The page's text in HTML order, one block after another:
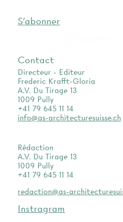
S'abonner
Contact
Directeur - Editeur
Frederic Krafft-Gloria
A.V. Du Tirage 13
1009 Pully
+41 79 645 11 14
info@as-architecturesuisse.ch
Rédaction
A.V. Du Tirage 13
1009 Pully
+41 79 645 11 14
redaction@as-
Instragram